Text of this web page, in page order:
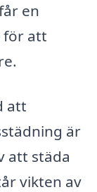
en
för att
att
är
att städa
vikten av